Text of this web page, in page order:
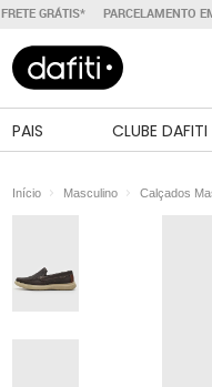
FRETE GRÁTIS* PARCELAMENTO
PAIS CLUBE DAFITI
Início Masculino Calçados